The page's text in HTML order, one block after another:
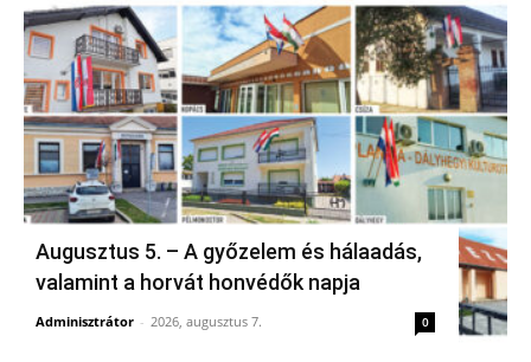
Augusztus 5. – A győzelem és hálaadás,
valamint a horvát honvédők napja
Adminisztrátor - 2026, augusztus 7. 0